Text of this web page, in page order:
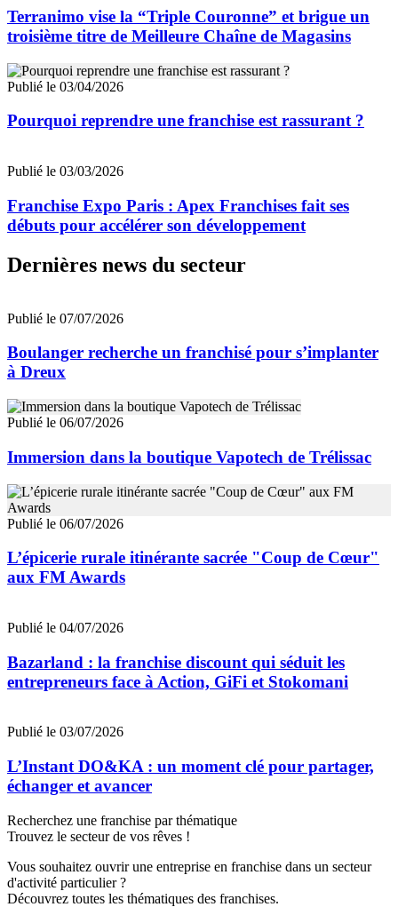
Terranimo vise la “Triple Couronne” et brigue un
troisième titre de Meilleure Chaîne de Magasins
Publié le 03/04/2026
Pourquoi reprendre une franchise est rassurant ?
Publié le 03/03/2026
Franchise Expo Paris : Apex Franchises fait ses
débuts pour accélérer son développement
Dernières news du secteur
Publié le 07/07/2026
Boulanger recherche un franchisé pour s’implanter
à Dreux
Publié le 06/07/2026
Immersion dans la boutique Vapotech de Trélissac
Publié le 06/07/2026
L’épicerie rurale itinérante sacrée "Coup de Cœur"
aux FM Awards
Publié le 04/07/2026
Bazarland : la franchise discount qui séduit les
entrepreneurs face à Action, GiFi et Stokomani
Publié le 03/07/2026
L’Instant DO&KA : un moment clé pour partager,
échanger et avancer
Recherchez une franchise par thématique
Trouvez le secteur de vos rêves !
Vous souhaitez ouvrir une entreprise en franchise dans un secteur
d'activité particulier ?
Découvrez toutes les thématiques des franchises.